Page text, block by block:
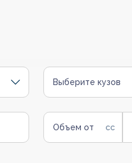
Выберите кузов
Объем от